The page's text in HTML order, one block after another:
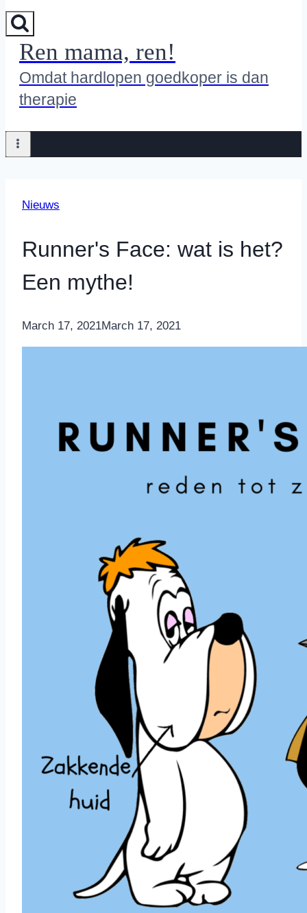
Ren mama, ren!
Omdat hardlopen goedkoper is dan
therapie
Nieuws
Runner's Face: wat is het?
Een mythe!
ByNicole
March 17, 2021March 17, 2021